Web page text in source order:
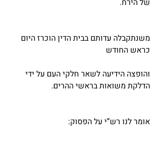
של הירח.
משנתקבלה עדותם בבית הדין הוכרז היום
כראש החודש
והופצה הידיעה לשאר חלקי העם על ידי
הדלקת משואות בראשי ההרים.
אומר לנו רש”י על הפסוק: